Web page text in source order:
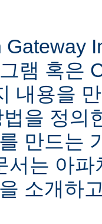
Gateway
램 혹은
내용을
을 정의
만드는
서는 아
소개하